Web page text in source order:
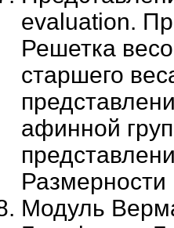
evaluation.
Решетка
старшего
афинной
Размерности
Модуль